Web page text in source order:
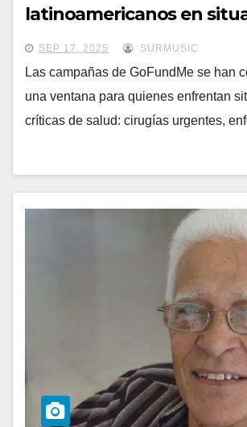
latinoamericanos en
urgencia
SEP 17, 2025 SURMUSIC
Las campañas de GoFundMe se han
una ventana para quienes enfrentan
críticas de salud: cirugías urgentes,